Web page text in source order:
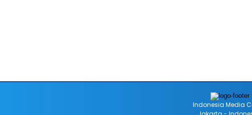
Indonesia Media